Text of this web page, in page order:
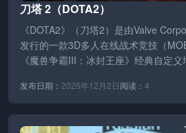
刀塔 2（DOTA2）
《DOTA2》（刀塔2）是由Valve
发行的一款3D多人在线战术竞技（
《魔兽争霸III：冰封王座》经典自定
发布日期： 2025年12月2日阅读： 4